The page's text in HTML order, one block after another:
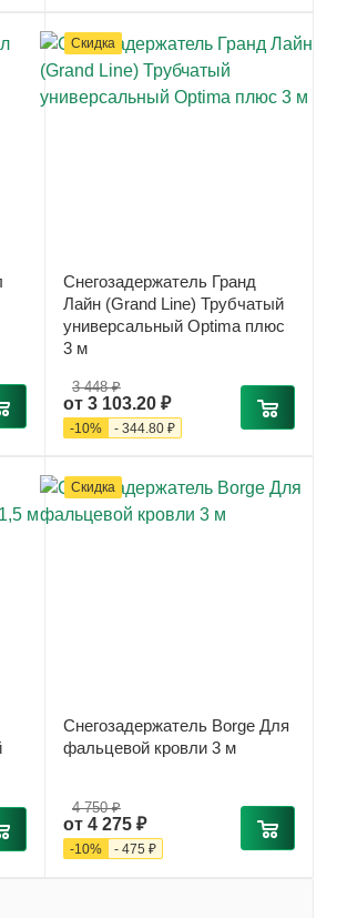
Скидка
Снегозадержатель Гранд
Лайн (Grand Line) Трубчатый
универсальный Optima плюс
3 м
от 3 103.20 ₽
3 448 ₽
-10% - 344.80 ₽
Скидка
Снегозадержатель Borge Для
фальцевой кровли 3 м
от 4 275 ₽
4 750 ₽
-10% - 475 ₽